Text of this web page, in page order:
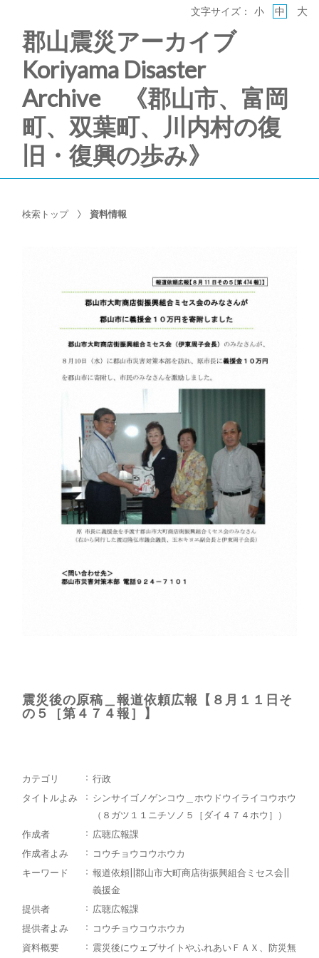
郡山震災アーカイブ
Koriyama Disaster
Archive 《郡山市、富岡
町、双葉町、川内村の復
旧・復興の歩み》
文字サイズ： 小 中 大
検索トップ 資料情報
震災後の原稿＿報道依頼広報【８月１１日そ
の５［第４７４報］】
カテゴリ
行政
タイトルよみ
シンサイゴノゲンコウ＿ホウドウイライコウホウ
（８ガツ１１ニチソノ５［ダイ４７４ホウ］）
作成者
広聴広報課
作成者よみ
コウチョウコウホウカ
キーワード
報道依頼||郡山市大町商店街振興組合ミセス会||
義援金
提供者
広聴広報課
提供者よみ
コウチョウコウホウカ
資料概要
震災後にウェブサイトやふれあいＦＡＸ、防災無